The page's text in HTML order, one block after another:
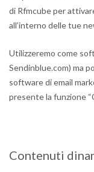
di Rfmcube per
all’interno delle tue
Utilizzeremo come
Sendinblue.com) ma
software di email
presente la funzione
Contenuti